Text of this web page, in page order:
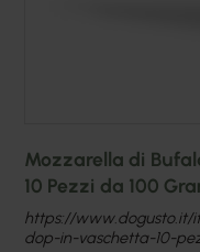
Mozzarella di
10 Pezzi da 100
https://
dop-in-vaschetta-10-